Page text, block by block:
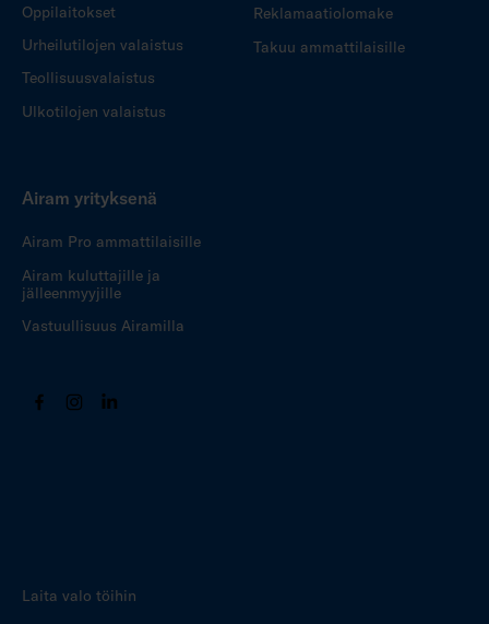
Oppilaitokset
Urheilutilojen valaistus
Teollisuusvalaistus
Ulkotilojen valaistus
Reklamaatiolomake
Takuu ammattilaisille
Airam yrityksenä
Airam Pro ammattilaisille
Airam kuluttajille ja
jälleenmyyjille
Vastuullisuus Airamilla
Laita valo töihin